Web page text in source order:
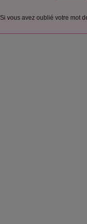
Si vous avez oublié votre mot